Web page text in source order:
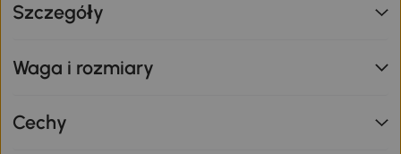
Szczegóły
Waga i rozmiary
Cechy